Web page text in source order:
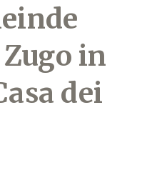
in
dei